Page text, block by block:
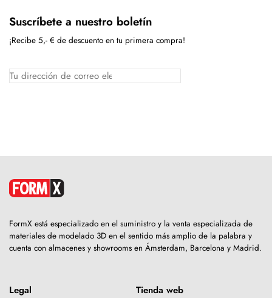
Suscríbete a nuestro boletín
¡Recibe 5,- € de descuento en tu primera compra!
FormX está especializado en el suministro y la venta especializada de
materiales de modelado 3D en el sentido más amplio de la palabra y
cuenta con almacenes y showrooms en Ámsterdam, Barcelona y Madrid.
Legal Tienda web